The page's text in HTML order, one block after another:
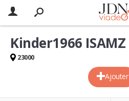
Ajouter
Kinder1966 ISAMZ
23000